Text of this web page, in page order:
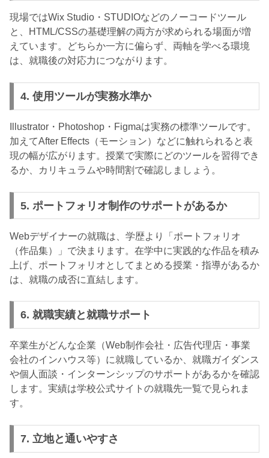
現場ではWix Studio・STUDIOなどのノーコードツール
と、HTML/CSSの基礎理解の両方が求められる場面が増
えています。どちらか一方に偏らず、両軸を学べる環境
は、就職後の対応力につながります。
4. 使用ツールが実務水準か
Illustrator・Photoshop・Figmaは実務の標準ツールです。
加えてAfter Effects（モーション）などに触れられると表
現の幅が広がります。授業で実際にどのツールを習得でき
るか、カリキュラムや時間割で確認しましょう。
5. ポートフォリオ制作のサポートがあるか
Webデザイナーの就職は、学歴より「ポートフォリオ
（作品集）」で決まります。在学中に実践的な作品を積み
上げ、ポートフォリオとしてまとめる授業・指導があるか
は、就職の成否に直結します。
6. 就職実績と就職サポート
卒業生がどんな企業（Web制作会社・広告代理店・事業
会社のインハウス等）に就職しているか、就職ガイダンス
や個人面談・インターンシップのサポートがあるかを確認
します。実績は学校公式サイトの就職先一覧で見られま
す。
7. 立地と通いやすさ